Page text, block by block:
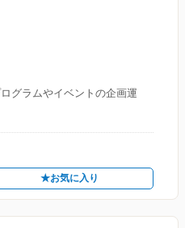
グラムやイベントの企画運
★お気に入り